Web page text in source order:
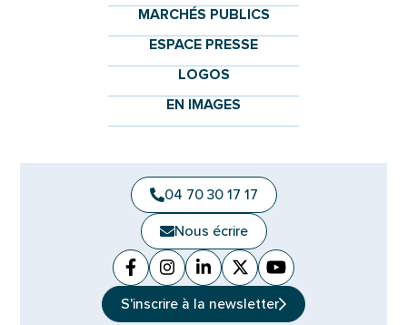
MARCHÉS PUBLICS
ESPACE PRESSE
LOGOS
EN IMAGES
04 70 30 17 17
Nous écrire
Facebook
(ouverture dans un nouvel onglet)
Instagram
(ouverture dans un nouvel
Linkedin
(ouverture dans un nouvel
X (Twitter)
(ouverture dans un
YouTube
(ouverture dans
S'inscrire à la newsletter